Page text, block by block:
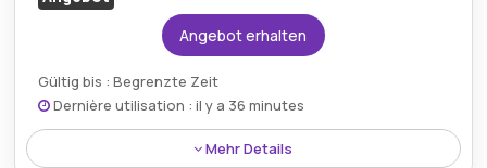
Angebot erhalten
Gültig bis : Begrenzte Zeit
Dernière utilisation : il y a 36 minutes
Mehr Details